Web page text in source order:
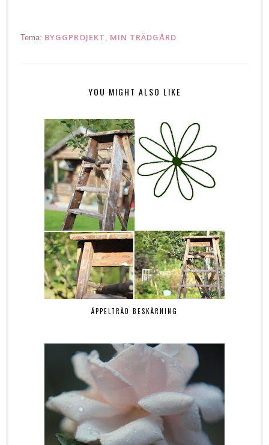
Tema: BYGGPROJEKT MIN TRÄDGÅRD
YOU MIGHT ALSO LIKE
ÄPPELTRÄD BESKÄRNING